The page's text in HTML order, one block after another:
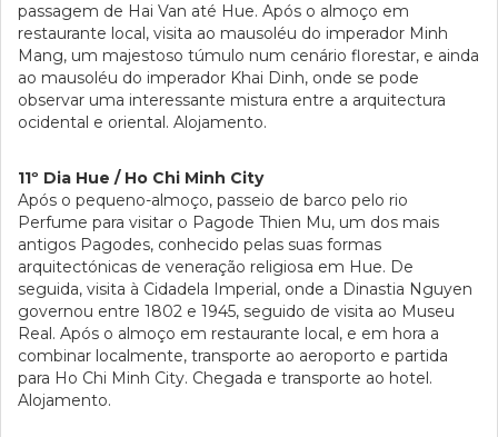
passagem de Hai Van até Hue. Após o almoço em
restaurante local, visita ao mausoléu do imperador Minh
Mang, um majestoso túmulo num cenário florestar, e ainda
ao mausoléu do imperador Khai Dinh, onde se pode
observar uma interessante mistura entre a arquitectura
ocidental e oriental. Alojamento.
11º Dia Hue / Ho Chi Minh City
Após o pequeno-almoço, passeio de barco pelo rio
Perfume para visitar o Pagode Thien Mu, um dos mais
antigos Pagodes, conhecido pelas suas formas
arquitectónicas de veneração religiosa em Hue. De
seguida, visita à Cidadela Imperial, onde a Dinastia Nguyen
governou entre 1802 e 1945, seguido de visita ao Museu
Real. Após o almoço em restaurante local, e em hora a
combinar localmente, transporte ao aeroporto e partida
para Ho Chi Minh City. Chegada e transporte ao hotel.
Alojamento.